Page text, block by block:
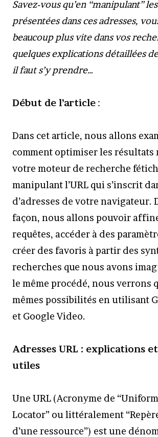
Savez-vous qu’en “manipulant”
présentées dans ces adresses,
beaucoup plus vite dans vos
quelques explications détaillées
il faut s’y prendre…
Début de l’article :
Dans cet article, nous allons
comment optimiser les résultats
votre moteur de recherche
manipulant l’URL qui s’inscrit
d’adresses de votre navigateur.
façon, nous allons pouvoir
requêtes, accéder à des
créer des favoris à partir des
recherches que nous avons
le même procédé, nous verrons
mêmes possibilités en utilisant
et Google Video.
Adresses URL : explications
utiles
Une URL (Acronyme de
Locator” ou littéralement
d’une ressource”) est une